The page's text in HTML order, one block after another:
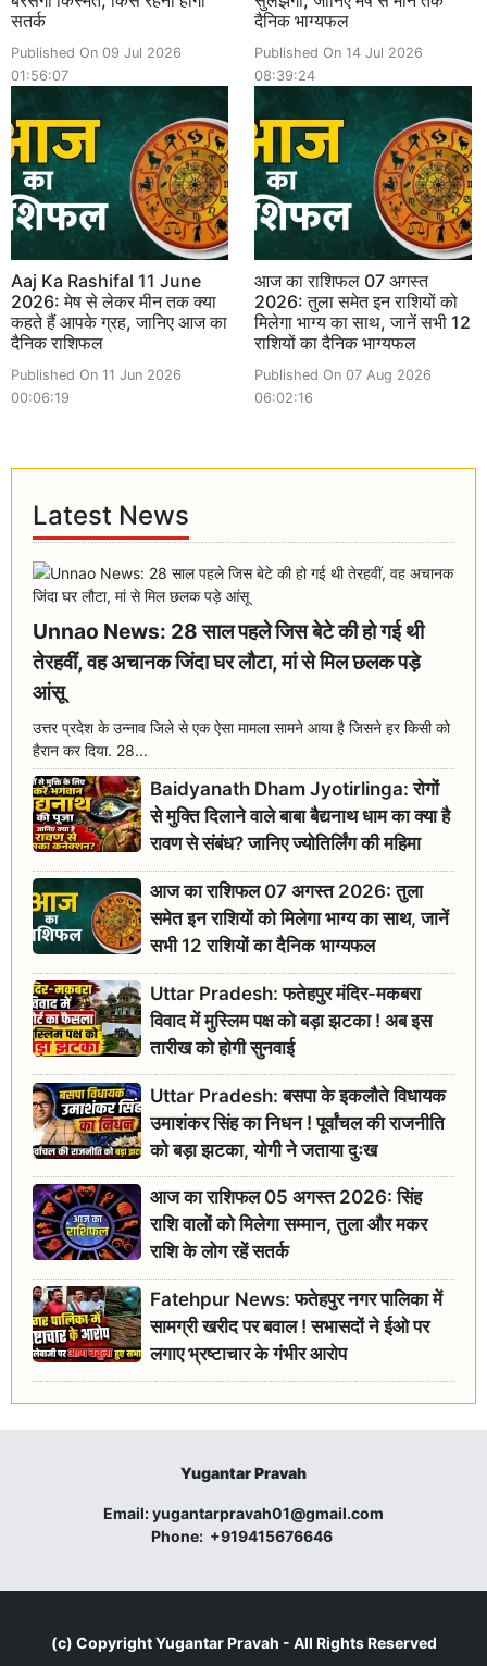
सतर्क
Published On 09 Jul 2026
01:56:07
दैनिक भाग्यफल
Published On 14 Jul 2026
08:39:24
Aaj Ka Rashifal 11 June
2026: मेष से लेकर मीन तक क्या
कहते हैं आपके ग्रह, जानिए आज का
दैनिक राशिफल
Published On 11 Jun 2026
00:06:19
आज का राशिफल 07 अगस्त
2026: तुला समेत इन राशियों को
मिलेगा भाग्य का साथ, जानें सभी 12
राशियों का दैनिक भाग्यफल
Published On 07 Aug 2026
06:02:16
Latest News
Unnao News: 28 साल पहले जिस बेटे की हो गई थी
तेरहवीं, वह अचानक जिंदा घर लौटा, मां से मिल छलक पड़े
आंसू
उत्तर प्रदेश के उन्नाव जिले से एक ऐसा मामला सामने आया है जिसने हर किसी को
हैरान कर दिया. 28...
Baidyanath Dham Jyotirlinga: रोगों
से मुक्ति दिलाने वाले बाबा बैद्यनाथ धाम का क्या है
रावण से संबंध? जानिए ज्योतिर्लिंग की महिमा
आज का राशिफल 07 अगस्त 2026: तुला
समेत इन राशियों को मिलेगा भाग्य का साथ, जानें
सभी 12 राशियों का दैनिक भाग्यफल
Uttar Pradesh: फतेहपुर मंदिर-मकबरा
विवाद में मुस्लिम पक्ष को बड़ा झटका ! अब इस
तारीख को होगी सुनवाई
Uttar Pradesh: बसपा के इकलौते विधायक
उमाशंकर सिंह का निधन ! पूर्वांचल की राजनीति
को बड़ा झटका, योगी ने जताया दुःख
आज का राशिफल 05 अगस्त 2026: सिंह
राशि वालों को मिलेगा सम्मान, तुला और मकर
राशि के लोग रहें सतर्क
Fatehpur News: फतेहपुर नगर पालिका में
सामग्री खरीद पर बवाल ! सभासदों ने ईओ पर
लगाए भ्रष्टाचार के गंभीर आरोप
Yugantar Pravah
Email:yugantarpravah01@gmail.com
Phone: +919415676646
(c) CopyrightYugantar Pravah - All Rights Reserved